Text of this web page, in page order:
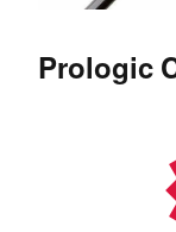
Prologic